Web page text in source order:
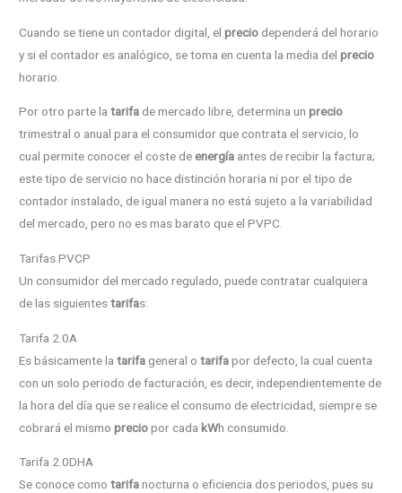
Cuando se tiene un contador digital, elprecio dependerá del horario
y si el contador es analógico, se toma en cuenta la media delprecio
horario.
Por otro parte latarifa de mercado libre, determina unprecio
trimestral o anual para el consumidor que contrata el servicio, lo
cual permite conocer el coste de energía antes de recibir la factura;
este tipo de servicio no hace distinción horaria ni por el tipo de
contador instalado, de igual manera no está sujeto a la variabilidad
del mercado, pero no es mas barato que el PVPC.
Tarifas PVCP
Un consumidor del mercado regulado, puede contratar cualquiera
de las siguientestarifas:
Tarifa 2.0A
Es básicamente latarifa general otarifapor defecto, la cual cuenta
con un solo periodo de facturación, es decir, independientemente de
la hora del día que se realice el consumo de electricidad, siempre se
cobrará el mismopreciopor cada kWh consumido.
Tarifa 2.0DHA
Se conoce comotarifanocturna o eficiencia dos periodos, pues su